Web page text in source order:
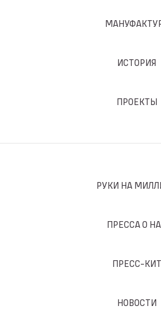
ИСТОРИЯ
ПРОЕКТЫ
РУКИ НА
ПРЕССА О
ПРЕСС-КИТ
НОВОСТИ